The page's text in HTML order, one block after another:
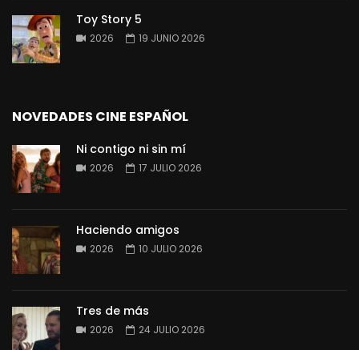
Toy Story 5
2026 19 JUNIO 2026
NOVEDADES CINE ESPAÑOL
Ni contigo ni sin mí
2026 17 JULIO 2026
Haciendo amigos
2026 10 JULIO 2026
Tres de más
2026 24 JULIO 2026